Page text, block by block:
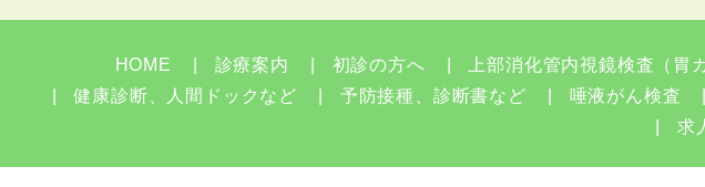
HOME 診療案内 初診の方へ 上部消化管内視鏡検査（胃
健康診断、人間ドックなど
予防接種、診断書など 唾液がん検査
求